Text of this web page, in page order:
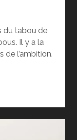
du tabou de
Il y a la
de l’ambition.